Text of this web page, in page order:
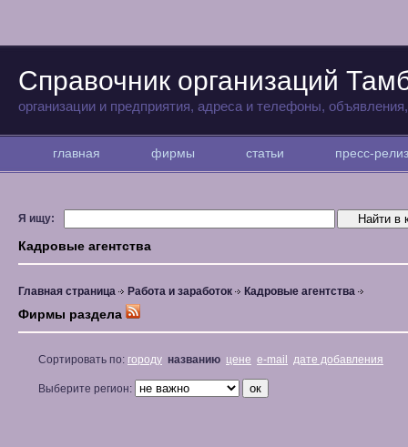
Справочник организаций
организации и предприятия, адреса и телефоны,
главная фирмы статьи пресс-
Я ищу:
Кадровые агентства
Главная страница Работа и заработок Кадровые агентства
Фирмы раздела
Сортировать по: городу названию цене e-mail дате добавления
Выберите регион: